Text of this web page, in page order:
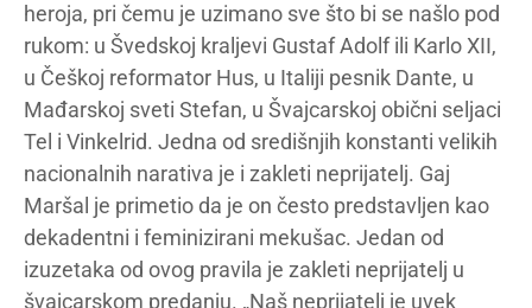
heroja, pri čemu je uzimano sve što bi se našlo pod
rukom: u Švedskoj kraljevi Gustaf Adolf ili Karlo XII,
u Češkoj reformator Hus, u Italiji pesnik Dante, u
Mađarskoj sveti Stefan, u Švajcarskoj obični seljaci
Tel i Vinkelrid. Jedna od središnjih konstanti velikih
nacionalnih narativa je i zakleti neprijatelj. Gaj
Maršal je primetio da je on često predstavljen kao
dekadentni i feminizirani mekušac. Jedan od
izuzetaka od ovog pravila je zakleti neprijatelj u
švajcarskom predanju. „Naš neprijatelj je uvek